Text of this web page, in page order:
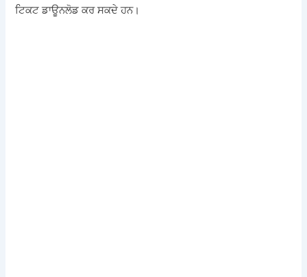
ਟਿਕਟ ਡਾਊਨਲੋਡ ਕਰ ਸਕਦੇ ਹਨ।